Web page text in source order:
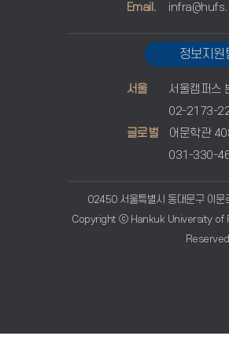
Email.
정보지원
서울
서울캠퍼스
02-2173-
글로벌
어문학관
031-330-
02450 서울특별시 동대문구 이문
Copyright ⓒ Hankuk University of